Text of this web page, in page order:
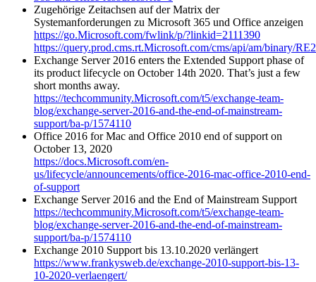
Zugehörige Zeitachsen auf der Matrix der
Systemanforderungen zu Microsoft 365 und Office anzeigen
https://go.Microsoft.com/fwlink/p/?linkid=2111390
https://query.prod.cms.rt.Microsoft.com/cms/api/am/binary/
Exchange Server 2016 enters the Extended Support phase of
its product lifecycle on October 14th 2020. That’s just a few
short months away.
https://techcommunity.Microsoft.com/t5/exchange-team-
blog/exchange-server-2016-and-the-end-of-mainstream-
support/ba-p/1574110
Office 2016 for Mac and Office 2010 end of support on
October 13, 2020
https://docs.Microsoft.com/en-
us/lifecycle/announcements/office-2016-mac-office-2010-end-
of-support
Exchange Server 2016 and the End of Mainstream Support
https://techcommunity.Microsoft.com/t5/exchange-team-
blog/exchange-server-2016-and-the-end-of-mainstream-
support/ba-p/1574110
Exchange 2010 Support bis 13.10.2020 verlängert
https://www.frankysweb.de/exchange-2010-support-bis-13-
10-2020-verlaengert/